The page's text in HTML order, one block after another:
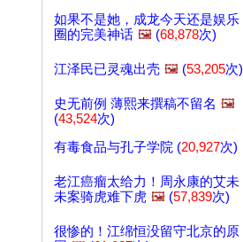
如果不是她，成龙今天还是娱乐
圈的完美神话 🖼️ (68,878次)
江泽民已灵魂出壳 🖼️ (53,205次)
史无前例 薄熙来撰稿不留名 🖼️
(43,524次)
有毒食品与孔子学院 (20,927次)
老江癌瘤太给力！周永康的艾未
未案骑虎难下虎 🖼️ (57,839次)
很惨的！江绵恒没留守北京的原